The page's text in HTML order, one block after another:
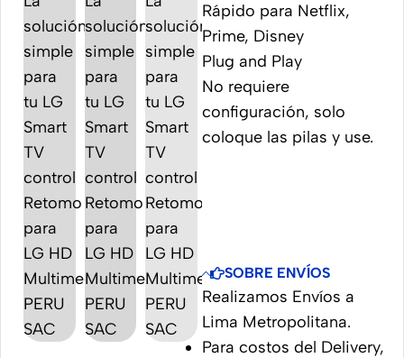
Rápido para Netflix,
Prime, Disney
Plug and Play
No requiere
configuración, solo
coloque las pilas y use.
SOBRE ENVÍOS
Realizamos Envíos a
Lima Metropolitana.
Para costos del Delivery,